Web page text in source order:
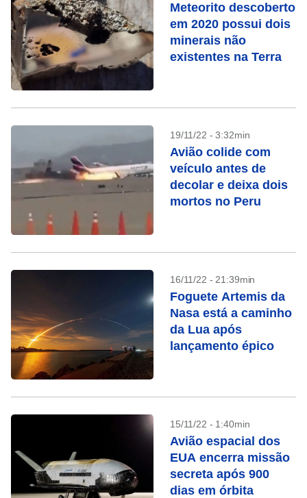
Meteorito descoberto
em 2020 possui dois
minerais não
existentes na Terra
19/11/22 - 3:32min
Avião colide com
veículo antes de
decolar e deixa dois
mortos no Peru
16/11/22 - 21:39min
Foguete Artemis da
Nasa está a caminho
da Lua após
lançamento épico
15/11/22 - 1:40min
Avião espacial dos
EUA encerra missão
secreta após 900
dias em órbita